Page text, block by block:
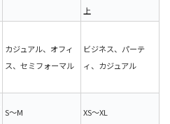
上
カジュアル、オフィ
ス、セミフォーマル
ビジネス、パーテ
ィ、カジュアル
S〜M XS〜XL